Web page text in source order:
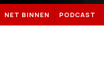
Sportnieuws.nl
NET BINNEN PODCAST